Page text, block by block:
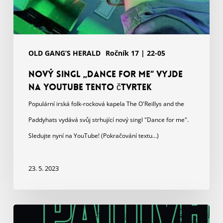
OLD GANG’S HERALD Ročník 17 | 22-05
Nový singl „DANCE FOR ME“ vyjde
na YouTube tento čtvrtek
Populární irská folk-rocková kapela The O'Reillys and the
Paddyhats vydává svůj strhující nový singl "Dance for me".
Sledujte nyní na YouTube! (Pokračování textu…)
23. 5. 2023